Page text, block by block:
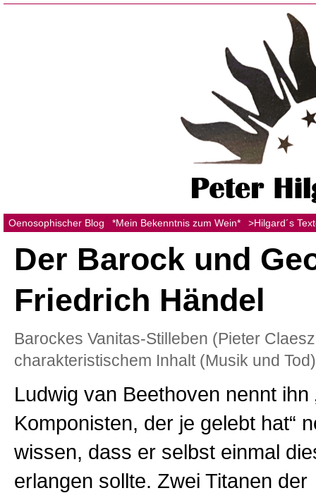
Oenosophischer Blog *Mein Bekenntnis zum Wein* >Hilgard´s
Der Barock und
Friedrich Händel
Barockes Vanitas-Stilleben (Pieter
charakteristischem Inhalt (Musik und Tod)
Ludwig van Beethoven nennt ihn
Komponisten, der je gelebt hat“
wissen, dass er selbst einmal
erlangen sollte. Zwei Titanen der